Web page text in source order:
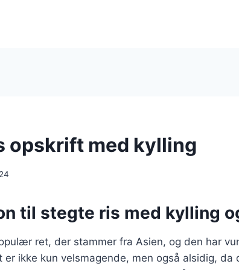
opskrift med kylling
til stegte ris med kylling
ret, der stammer fra Asien, og den har
er ikke kun velsmagende, men også alsidig, da